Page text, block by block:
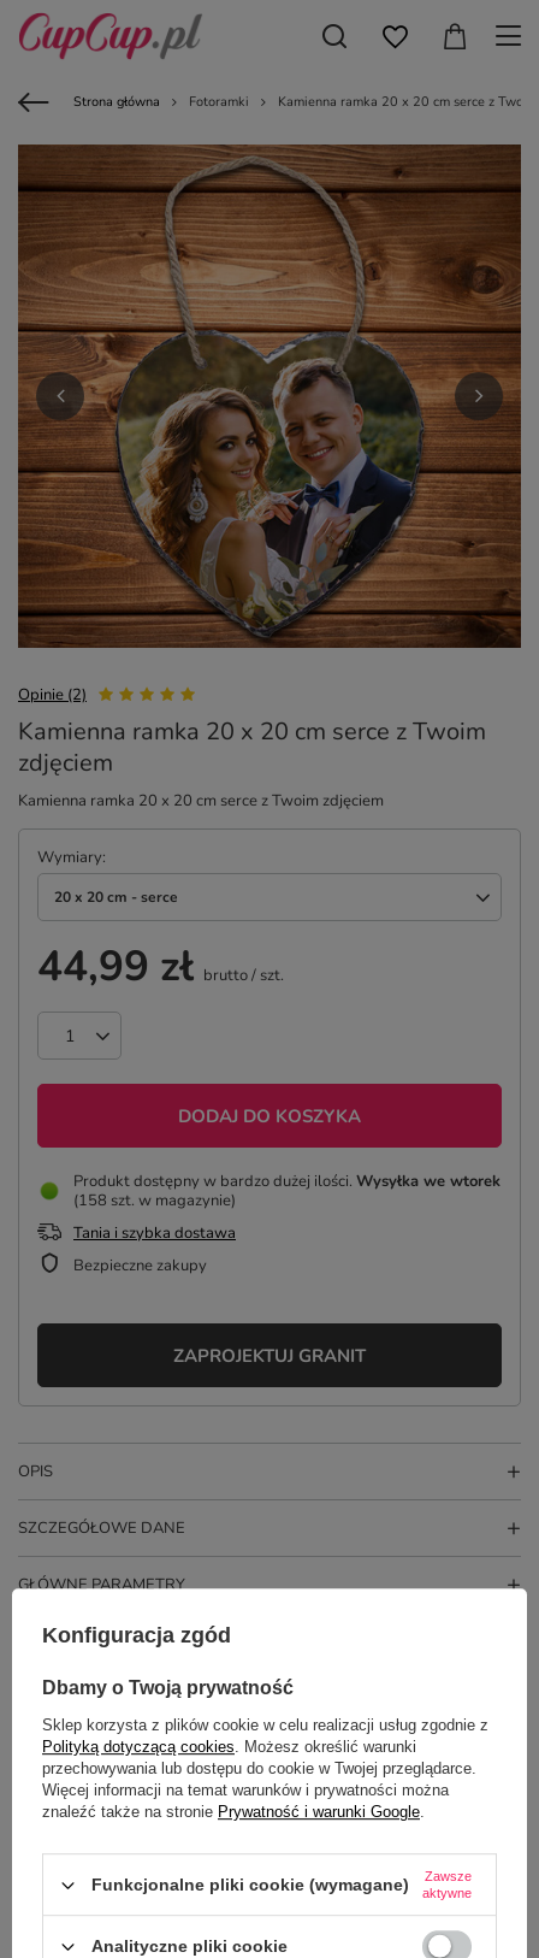
Strona główna Fotoramki Kamienna ramka 20 x 20 cm serce z
Opinie (2)
Kamienna ramka 20 x 20 cm serce z Twoim
zdjęciem
Kamienna ramka 20 x 20 cm serce z Twoim zdjęciem
Wymiary
20 x 20 cm - serce
44,99 zł brutto/ szt.
DODAJ DO KOSZYKA
Produkt dostępny w bardzo dużej ilości Wysyłka we wtorek
(158 szt. w magazynie)
Tania i szybka dostawa
Bezpieczne zakupy
ZAPROJEKTUJ GRANIT
OPIS
SZCZEGÓŁOWE DANE
GŁÓWNE PARAMETRY
OPINIE (2)
Potrzebujesz pomocy? Masz pytania?
Zadaj pytanie a my odpowiemy
niezwłocznie, najciekawsze pytania i
odpowiedzi publikując dla innych.
ZADAJ PYTANIE
Z NASZEGO BLOGA
Konfiguracja zgód
Dbamy o Twoją prywatność
Sklep korzysta z plików cookie w celu realizacji usług zgodnie z
Polityką dotyczącą cookies. Możesz określić warunki
przechowywania lub dostępu do cookie w Twojej przeglądarce.
Więcej informacji na temat warunków i prywatności można
znaleźć także na stronie Prywatność i warunki Google.
Funkcjonalne pliki cookie (wymagane)
Zawsze
aktywne
Analityczne pliki cookie